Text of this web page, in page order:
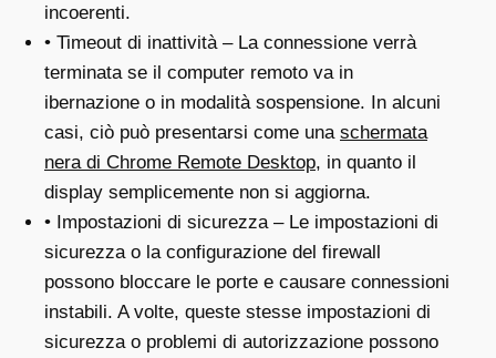
incoerenti.
• Timeout di inattività – La connessione verrà
terminata se il computer remoto va in
ibernazione o in modalità sospensione. In alcuni
casi, ciò può presentarsi come una schermata
nera di Chrome Remote Desktop, in quanto il
display semplicemente non si aggiorna.
• Impostazioni di sicurezza – Le impostazioni di
sicurezza o la configurazione del firewall
possono bloccare le porte e causare connessioni
instabili. A volte, queste stesse impostazioni di
sicurezza o problemi di autorizzazione possono